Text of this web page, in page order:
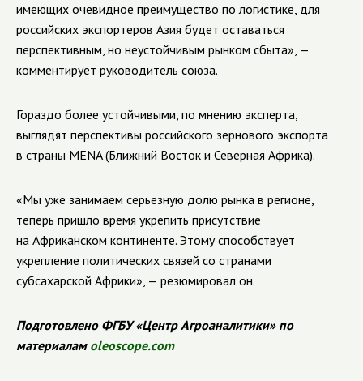
имеющих очевидное преимущество по логистике, для
российских экспортеров Азия будет оставаться
перспективным, но неустойчивым рынком сбыта», —
комментирует руководитель союза.
Гораздо более устойчивыми, по мнению эксперта,
выглядят перспективы российского зернового экспорта
в страны MENA (Ближний Восток и Северная Африка).
«Мы уже занимаем серьезную долю рынка в регионе,
теперь пришло время укрепить присутствие
на Африканском континенте. Этому способствует
укрепление политических связей со странами
субсахарской Африки», — резюмировал он.
Подготовлено ФГБУ «Центр Агроаналитики» по
материалам oleoscope.com